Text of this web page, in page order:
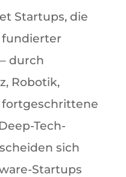
Startups, die
fundierter
durch
Robotik,
Tech-
sich
Startups